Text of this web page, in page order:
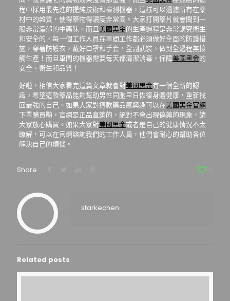
程中採用最先進的提純技術和檢測機器，這樣可以過濾所有在藥
材中的雜質，使得藥物得濃度非常高。大家打開藥片就會聞到一
股非常濃郁的中藥味。而且美國黑金的生產過程是非常講究衛生
和安全的，每一個工作人員在車間工作都必須做好全面的防護措
施，穿著防護衣，戴好口罩和手套，全副武裝，做到全過程無接
觸生產！而且車間的機器需要每天都清潔消毒，保障美國黑金的
安全、衛生和品質！
好啦，相信大家看完這篇文章就會對美國黑金有一個全新的認
識，希望這款藥品能夠幫助男性同胞早日恢復身體健康，重新找
回最強的自己。如果大家對這款藥品感興趣可以在美國黑金官網
下單購買喲，官網是正品直銷的，絕對不會出現偽藥的現象，請
大家放心購買。如果大家對美國黑金或者是自己的健康情況不太
瞭解，可以在官網諮詢我們的工作人員，他們會耐心的幫助各位
解決自己的煩惱。
Share
starkechen
Related posts